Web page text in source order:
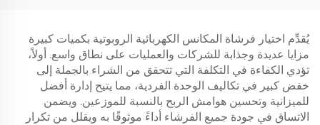
يُقدِّم اختيار فرشاة المكانس الكهربائية الروبوتية بكميات كبيرة
مزايا عديدة وجذابة للشركات والعمليات على نطاق واسع. أولاً،
تؤدي الكفاءة في التكلفة التي تتحقق من الشراء بالجملة إلى
خفض كبير في تكاليف الوحدة الفردية، مما يتيح إدارة أفضل
للميزانية وتحسين هوامش الربح بالنسبة للموزعين. ويضمن
الاتساق في جودة جميع الفرشاء أداءً موثوقًا به ويقلل من تكرار